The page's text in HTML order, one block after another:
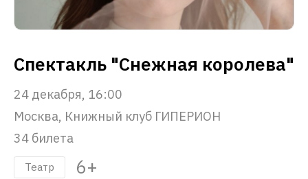
Спектакль "Снежная королева"
24 декабря, 16:00
Москва, Книжный клуб ГИПЕРИОН
34 билета
Театр 6+